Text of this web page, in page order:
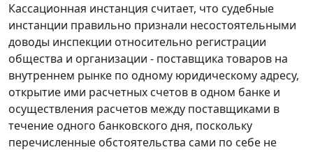
Кассационная инстанция считает, что судебные
инстанции правильно признали несостоятельными
доводы инспекции относительно регистрации
общества и организации - поставщика товаров на
внутреннем рынке по одному юридическому адресу,
открытие ими расчетных счетов в одном банке и
осуществления расчетов между поставщиками в
течение одного банковского дня, поскольку
перечисленные обстоятельства сами по себе не